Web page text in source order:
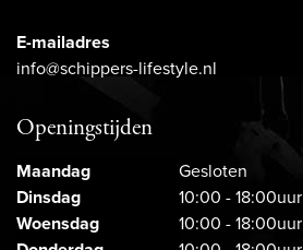
E-mailadres
info@schippers-lifestyle.nl
Openingstijden
Maandag
Gesloten
Dinsdag
10:00 - 18:00uur
Woensdag
10:00 - 18:00uur